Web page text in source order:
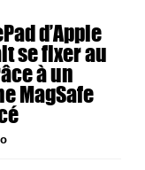
d’Apple
se fixer au
à un
MagSafe